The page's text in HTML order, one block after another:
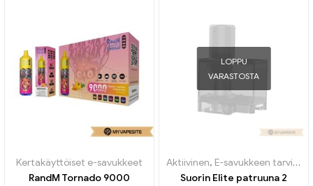
Kertakäyttöiset e-savukkeet
RandM Tornado 9000
LOPPU
VARASTOSTA
Aktiivinen, E-savukkeen tarvikkeet
Suorin Elite patruuna 2